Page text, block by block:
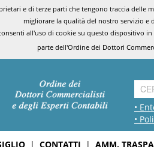
e di terze parti che tengono traccia
migliorare la qualità del nostro servizio e
all'uso di cookie su questo dispositivo
parte dell'Ordine dei Dottori
•
•
| CONTATTI | AMM.